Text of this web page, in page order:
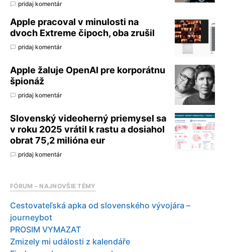
pridaj komentár
Apple pracoval v minulosti na
dvoch Extreme čipoch, oba zrušil
pridaj komentár
Apple žaluje OpenAI pre korporátnu
špionáž
pridaj komentár
Slovenský videoherný priemysel sa
v roku 2025 vrátil k rastu a dosiahol
obrat 75,2 milióna eur
pridaj komentár
FÓRUM – NAJNOVŠIE TÉMY
Cestovateľská apka od slovenského vývojára –
journeybot
PROSIM VYMAZAT
Zmizely mi události z kalendáře